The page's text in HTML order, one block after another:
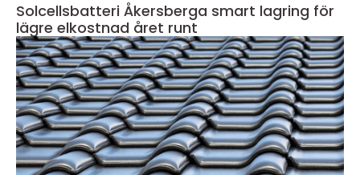
Solcellsbatteri Åkersberga smart lagring för
lägre elkostnad året runt